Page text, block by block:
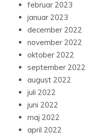
februar 2023
januar 2023
december 2022
november 2022
oktober 2022
september 2022
august 2022
juli 2022
juni 2022
maj 2022
april 2022